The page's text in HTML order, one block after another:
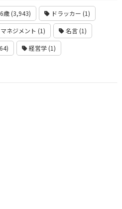
歳 (3,943) ドラッカー (1)
マネジメント (1) 名言 (1)
経営学 (1)